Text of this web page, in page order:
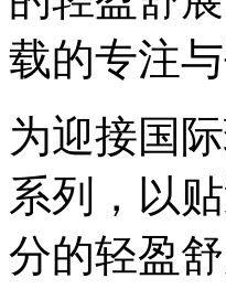
载的专注与
为迎接国
系列，以
分的轻盈